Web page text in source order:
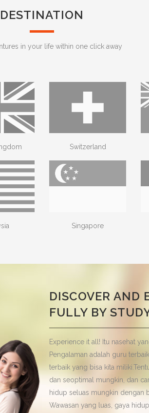
DESTINATION
in your life within one click away
Switzerland
Singapore
DISCOVER AND
FULLY BY
Experience it all! Itu nasehat
Pengalaman adalah guru
terbaik yang bisa kita
dan seoptimal mungkin, dan
hidup seluas mungkin dengan
Wawasan yang luas, gaya